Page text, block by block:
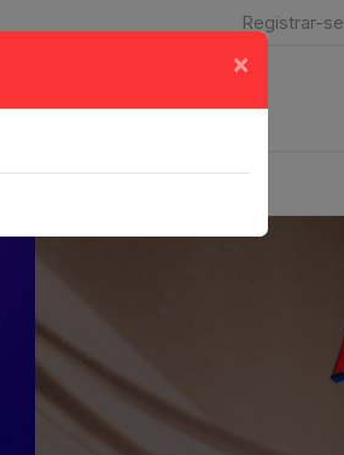
Registrar-se
×